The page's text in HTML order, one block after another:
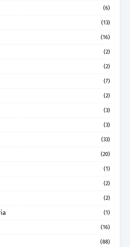
(6)
(13)
(16)
(2)
(2)
(7)
(2)
(3)
(3)
(33)
(20)
(1)
(2)
(2)
(1)
(16)
(88)